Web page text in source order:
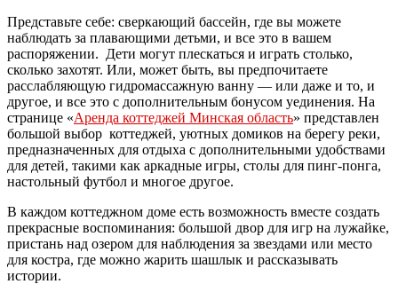
Представьте себе: сверкающий бассейн, где вы можете
наблюдать за плавающими детьми, и все это в вашем
распоряжении. Дети могут плескаться и играть столько,
сколько захотят. Или, может быть, вы предпочитаете
расслабляющую гидромассажную ванну — или даже и то, и
другое, и все это с дополнительным бонусом уединения. На
странице «Аренда коттеджей Минская область» представлен
большой выбор коттеджей, уютных домиков на берегу реки,
предназначенных для отдыха с дополнительными удобствами
для детей, такими как аркадные игры, столы для пинг-понга,
настольный футбол и многое другое.
В каждом коттеджном доме есть возможность вместе создать
прекрасные воспоминания: большой двор для игр на лужайке,
пристань над озером для наблюдения за звездами или место
для костра, где можно жарить шашлык и рассказывать
истории.